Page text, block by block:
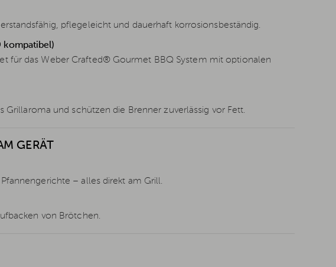
pflegeleicht und dauerhaft korrosionsbeständig.
kompatibel)
für das Weber Crafted® Gourmet BBQ System mit optionalen
und schützen die Brenner zuverlässig vor Fett.
GERÄT
– alles direkt am Grill.
von Brötchen.